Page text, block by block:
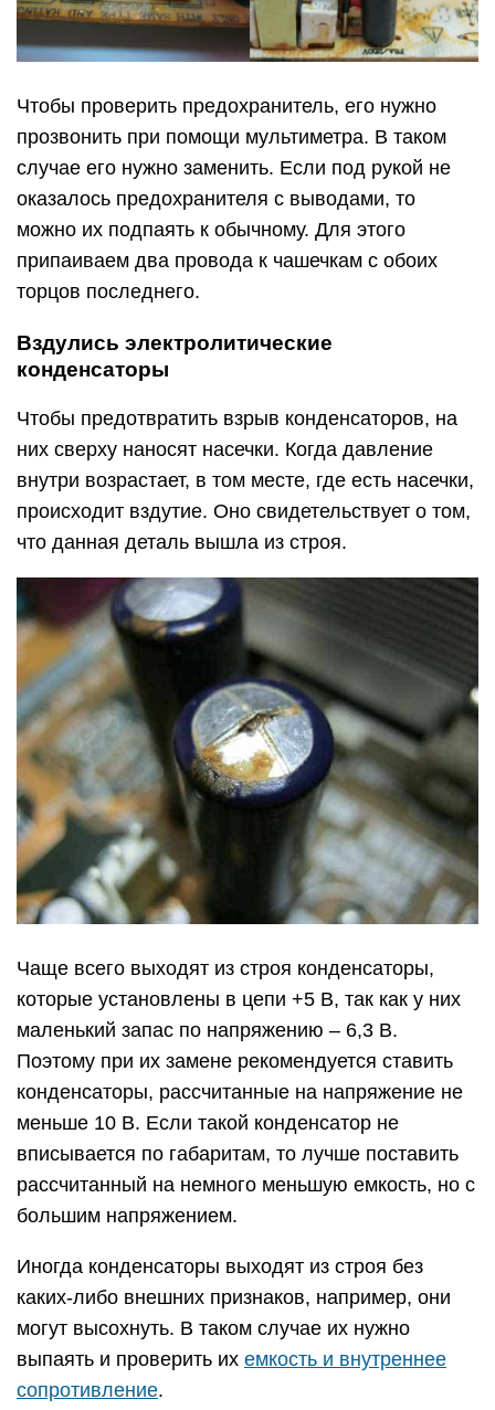
Чтобы проверить предохранитель, его нужно
прозвонить при помощи мультиметра. В таком
случае его нужно заменить. Если под рукой не
оказалось предохранителя с выводами, то
можно их подпаять к обычному. Для этого
припаиваем два провода к чашечкам с обоих
торцов последнего.
Вздулись электролитические
конденсаторы
Чтобы предотвратить взрыв конденсаторов, на
них сверху наносят насечки. Когда давление
внутри возрастает, в том месте, где есть насечки,
происходит вздутие. Оно свидетельствует о том,
что данная деталь вышла из строя.
Чаще всего выходят из строя конденсаторы,
которые установлены в цепи +5 В, так как у них
маленький запас по напряжению – 6,3 В.
Поэтому при их замене рекомендуется ставить
конденсаторы, рассчитанные на напряжение не
меньше 10 В. Если такой конденсатор не
вписывается по габаритам, то лучше поставить
рассчитанный на немного меньшую емкость, но с
большим напряжением.
Иногда конденсаторы выходят из строя без
каких-либо внешних признаков, например, они
могут высохнуть. В таком случае их нужно
выпаять и проверить их емкость и внутреннее
сопротивление.